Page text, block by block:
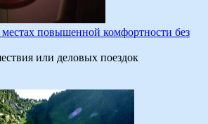
повышенной комфортности без
или деловых поездок